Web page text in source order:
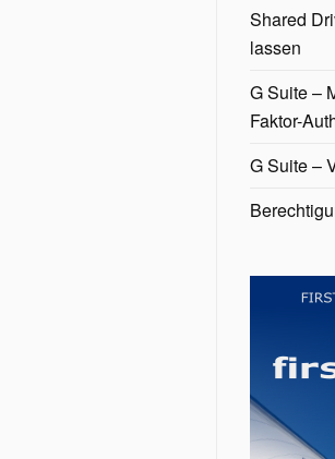
Shared
lassen
G Suite –
Faktor-
G Suite –